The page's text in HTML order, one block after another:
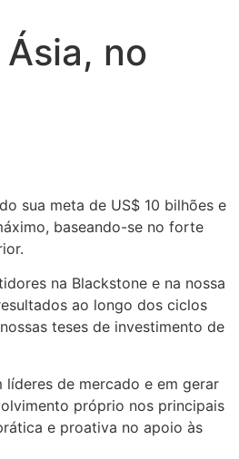
no
sua meta de US$ 10 bilhões e
baseando-se no forte
na Blackstone e na nossa
ao longo dos ciclos
teses de investimento de
líderes de mercado e em gerar
próprio nos principais
e proativa no apoio às